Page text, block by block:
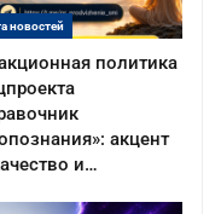
новостей
политика
акцент
и…